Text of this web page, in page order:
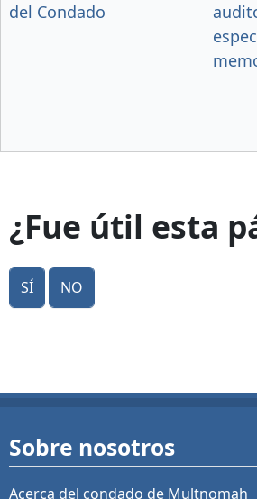
del Condado
¿Fue útil esta
Sí No
Sobre nosotros
Acerca del condado de Multnomah